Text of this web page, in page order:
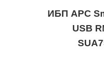
ИБП APC
USB